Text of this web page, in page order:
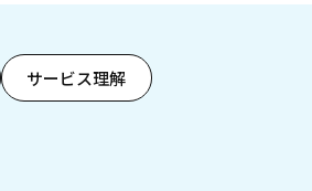
サービス理解